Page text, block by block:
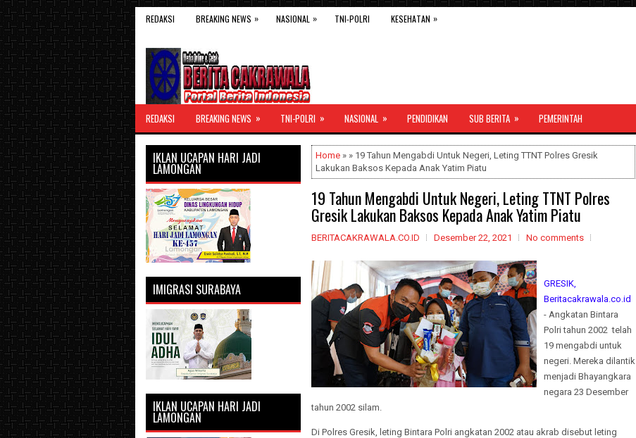
REDAKSI BREAKING NEWS » NASIONAL » TNI-POLRI KESEHATAN »
REDAKSI BREAKING NEWS » TNI-POLRI » NASIONAL » PENDIDIKAN SUB BERITA » PEMERINTAH
Home » » 19 Tahun Mengabdi Untuk Negeri, Leting TTNT Polres Gresik
Lakukan Baksos Kepada Anak Yatim Piatu
19 Tahun Mengabdi Untuk Negeri, Leting TTNT Polres
Gresik Lakukan Baksos Kepada Anak Yatim Piatu
BERITACAKRAWALA.CO.ID Desember 22, 2021 No comments
GRESIK,
Beritacakrawala.co.id
- Angkatan Bintara
Polri tahun 2002 telah
19 mengabdi untuk
negeri. Mereka dilantik
menjadi Bhayangkara
negara 23 Desember
tahun 2002 silam.
Di Polres Gresik, leting Bintara Polri angkatan 2002 atau akrab disebut leting
IKLAN UCAPAN HARI JADI
LAMONGAN
IMIGRASI SURABAYA
IKLAN UCAPAN HARI JADI
LAMONGAN